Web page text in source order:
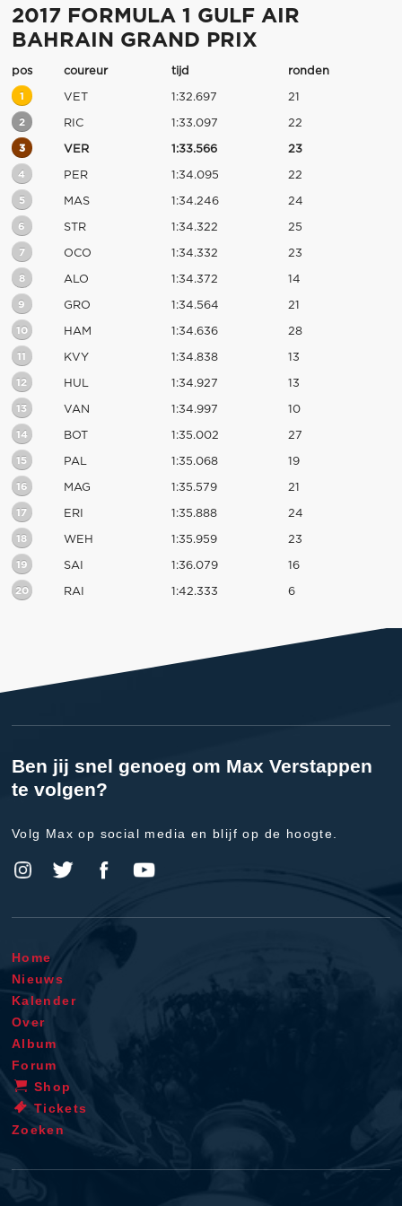
2017 FORMULA 1 GULF AIR
BAHRAIN GRAND PRIX
pos coureur tijd ronden
1 VET 1:32.697 21
2 RIC 1:33.097 22
3 VER 1:33.566 23
4 PER 1:34.095 22
5 MAS 1:34.246 24
6 STR 1:34.322 25
7 OCO 1:34.332 23
8 ALO 1:34.372 14
9 GRO 1:34.564 21
10 HAM 1:34.636 28
11 KVY 1:34.838 13
12 HUL 1:34.927 13
13 VAN 1:34.997 10
14 BOT 1:35.002 27
15 PAL 1:35.068 19
16 MAG 1:35.579 21
17 ERI 1:35.888 24
18 WEH 1:35.959 23
19 SAI 1:36.079 16
20 RAI 1:42.333 6
Ben jij snel genoeg om Max Verstappen
te volgen?
Volg Max op social media en blijf op de hoogte.
Home
Nieuws
Kalender
Over
Album
Forum
Shop
Tickets
Zoeken